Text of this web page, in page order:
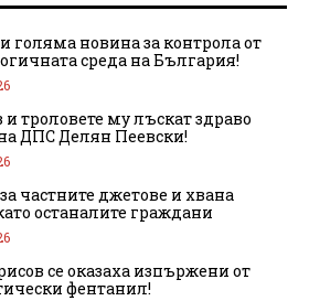
голяма новина за контрола от
среда на България!
троловете му лъскат здраво
ДПС Делян Пеевски!
частните джетове и хвана
останалите граждани
се оказаха изпържени от
фентанил!